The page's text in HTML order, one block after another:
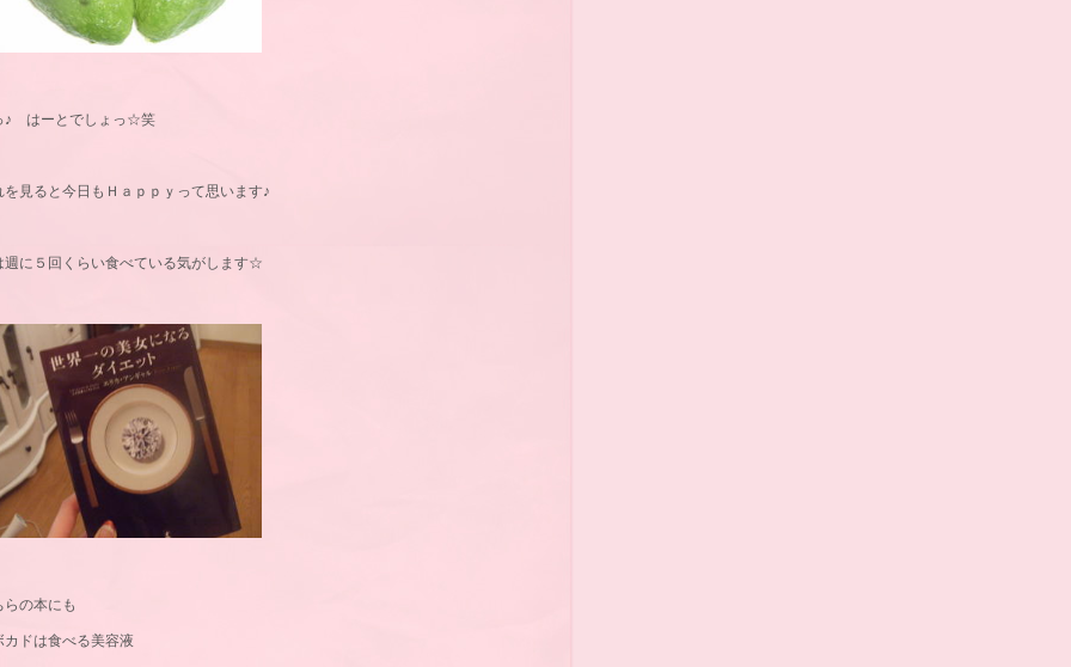
♪ はーとでしょっ☆笑
を見ると今日もＨａｐｐｙって思います♪
週に５回くらい食べている気がします☆
らの本にも
カドは食べる美容液